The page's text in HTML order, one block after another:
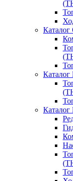
Каталог
Каталог
Каталог